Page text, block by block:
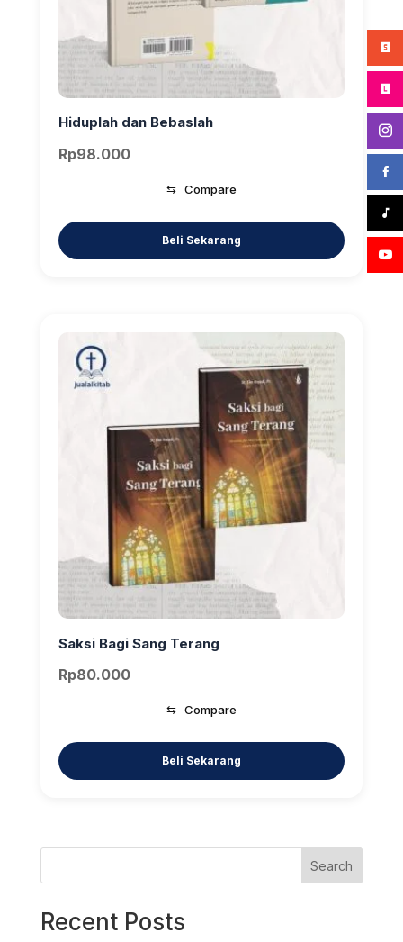
Hiduplah dan Bebaslah
Rp98.000
⇆ Compare
Saksi Bagi Sang Terang
Rp80.000
⇆ Compare
Search
Recent Posts